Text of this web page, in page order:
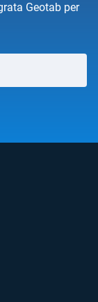
Geotab per